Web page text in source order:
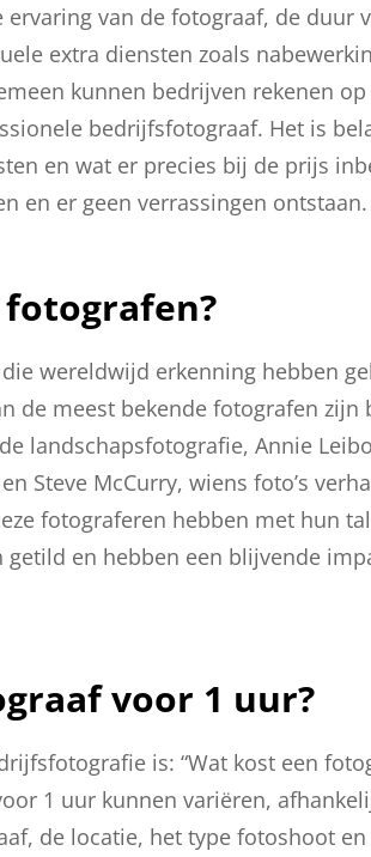
van de fotograaf, de duur
extra diensten zoals
kunnen bedrijven rekenen
bedrijfsfotograaf. Het is
en wat er precies bij de prijs
en er geen verrassingen ontstaan.
wereldwijd erkenning hebben
de meest bekende fotografen zijn
landschapsfotografie, Annie
Steve McCurry, wiens foto’s
fotograferen hebben met hun
en hebben een blijvende
voor 1 uur?
is: “Wat kost een
1 uur kunnen variëren,
de locatie, het type fotoshoot